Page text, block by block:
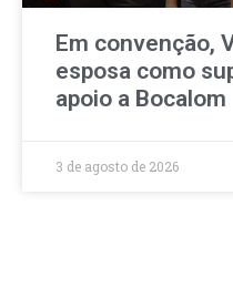
Em convenção,
esposa como
apoio a Bocalom
3 de agosto de 2026